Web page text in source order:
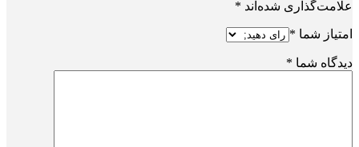
علامت‌گذاری شده‌اند *
امتیاز شما *
دیدگاه شما *